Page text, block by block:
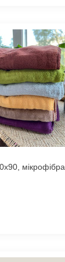
мікрофібра